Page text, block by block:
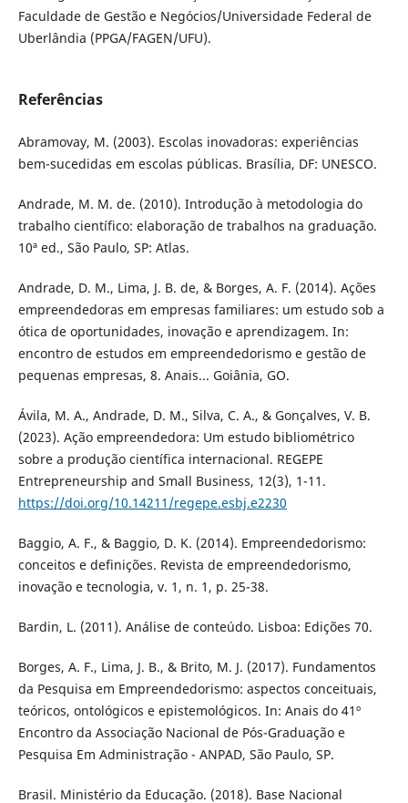
Faculdade de Gestão e Negócios/Universidade Federal de
Uberlândia (PPGA/FAGEN/UFU).
Referências
Abramovay, M. (2003). Escolas inovadoras: experiências
bem-sucedidas em escolas públicas. Brasília, DF: UNESCO.
Andrade, M. M. de. (2010). Introdução à metodologia do
trabalho científico: elaboração de trabalhos na graduação.
10ª ed., São Paulo, SP: Atlas.
Andrade, D. M., Lima, J. B. de, & Borges, A. F. (2014). Ações
empreendedoras em empresas familiares: um estudo sob a
ótica de oportunidades, inovação e aprendizagem. In:
encontro de estudos em empreendedorismo e gestão de
pequenas empresas, 8. Anais... Goiânia, GO.
Ávila, M. A., Andrade, D. M., Silva, C. A., & Gonçalves, V. B.
(2023). Ação empreendedora: Um estudo bibliométrico
sobre a produção científica internacional. REGEPE
Entrepreneurship and Small Business, 12(3), 1-11.
https://doi.org/10.14211/regepe.esbj.e2230
Baggio, A. F., & Baggio, D. K. (2014). Empreendedorismo:
conceitos e definições. Revista de empreendedorismo,
inovação e tecnologia, v. 1, n. 1, p. 25-38.
Bardin, L. (2011). Análise de conteúdo. Lisboa: Edições 70.
Borges, A. F., Lima, J. B., & Brito, M. J. (2017). Fundamentos
da Pesquisa em Empreendedorismo: aspectos conceituais,
teóricos, ontológicos e epistemológicos. In: Anais do 41º
Encontro da Associação Nacional de Pós-Graduação e
Pesquisa Em Administração - ANPAD, São Paulo, SP.
Brasil. Ministério da Educação. (2018). Base Nacional